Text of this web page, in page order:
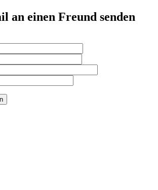
an einen Freund senden